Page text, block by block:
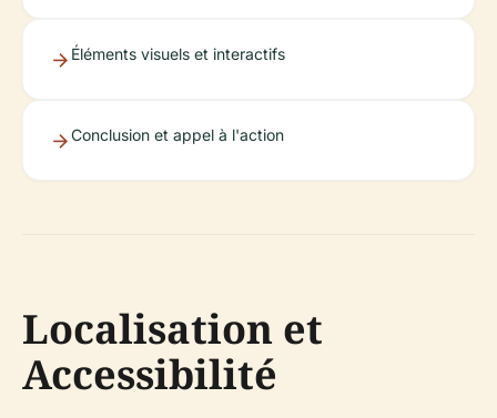
Éléments visuels et interactifs
Conclusion et appel à l'action
Localisation et
Accessibilité